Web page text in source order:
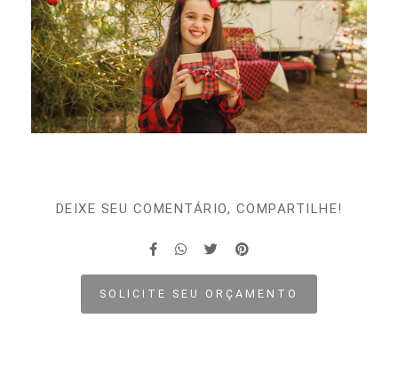
DEIXE SEU COMENTÁRIO, COMPARTILHE!
SOLICITE SEU ORÇAMENTO